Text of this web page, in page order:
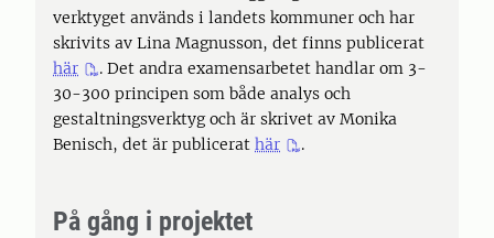
verktyget används i landets kommuner och har
skrivits av Lina Magnusson, det finns publicerat
här
. Det andra examensarbetet handlar om 3-
30-300 principen som både analys och
gestaltningsverktyg och är skrivet av Monika
Benisch, det är publicerat här .
På gång i projektet